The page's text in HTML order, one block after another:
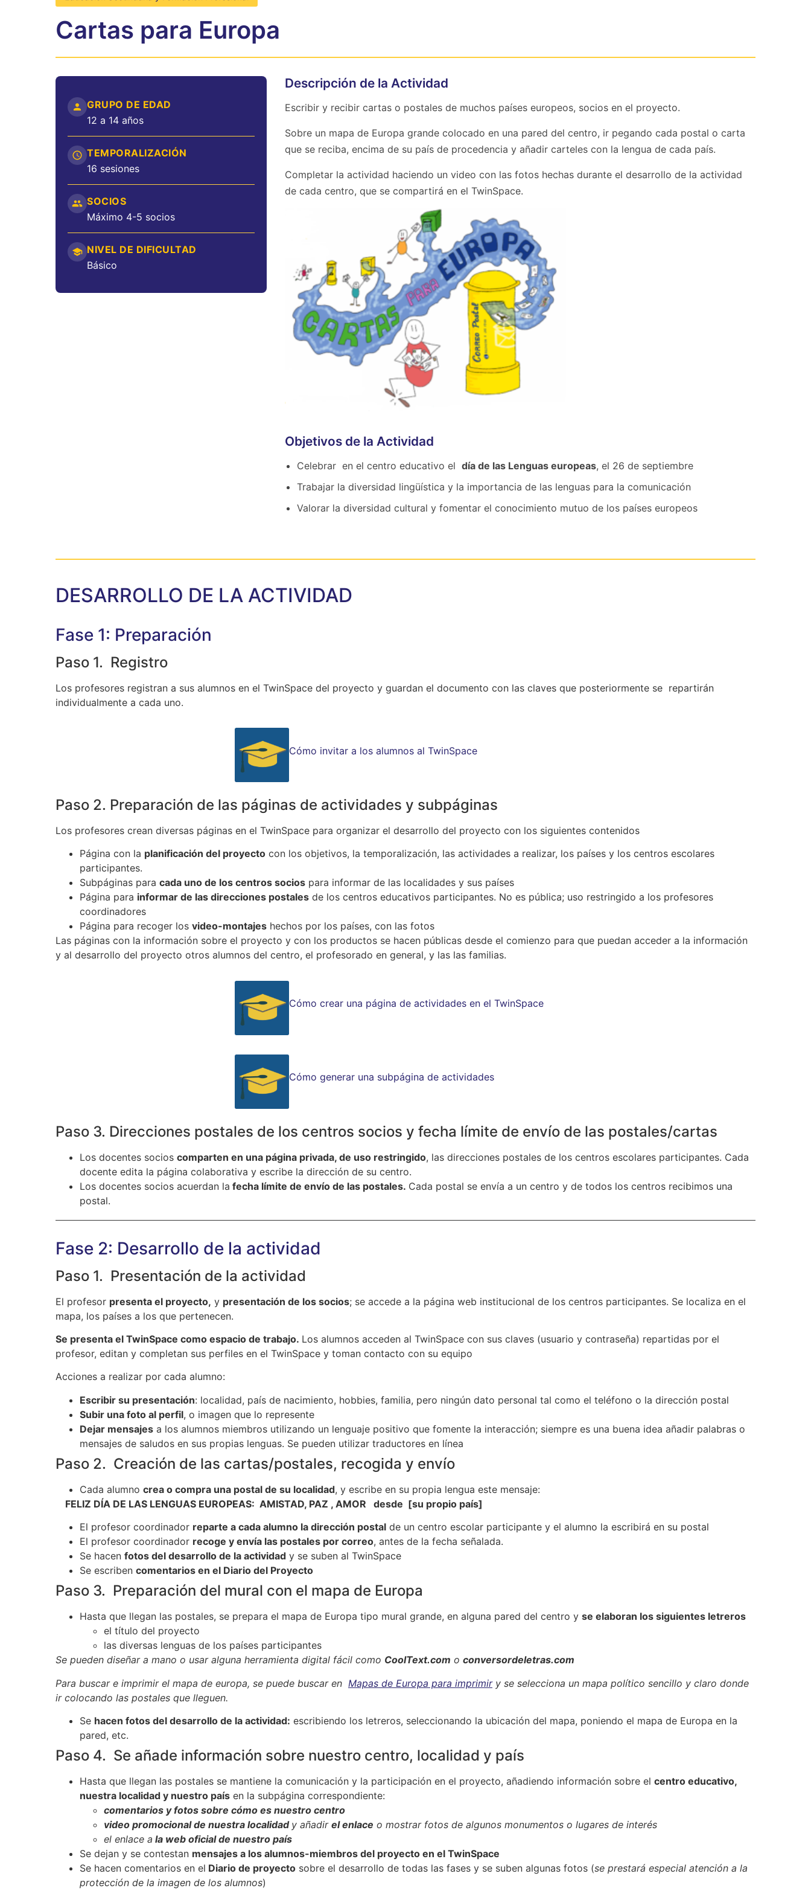
Cartas para Europa
GRUPO DE EDAD
12 a 14 años
TEMPORALIZACIÓN
16 sesiones
SOCIOS
Máximo 4-5 socios
NIVEL DE DIFICULTAD
Básico
Descripción de la Actividad
Escribir y recibir cartas o postales de muchos países europeos, socios en el proyecto.
Sobre un mapa de Europa grande colocado en una pared del centro, ir pegando cada postal o carta
que se reciba, encima de su país de procedencia y añadir carteles con la lengua de cada país.
Completar la actividad haciendo un video con las fotos hechas durante el desarrollo de la actividad
de cada centro, que se compartirá en el TwinSpace.
Objetivos de la Actividad
Celebrar en el centro educativo el día de las Lenguas europeas, el 26 de septiembre
Trabajar la diversidad lingüística y la importancia de las lenguas para la comunicación
Valorar la diversidad cultural y fomentar el conocimiento mutuo de los países europeos
DESARROLLO DE LA ACTIVIDAD
Fase 1: Preparación
Paso 1. Registro
Los profesores registran a sus alumnos en el TwinSpace del proyecto y guardan el documento con las claves que posteriormente se repartirán
individualmente a cada uno.
Cómo invitar a los alumnos al TwinSpace
Paso 2. Preparación de las páginas de actividades y subpáginas
Los profesores crean diversas páginas en el TwinSpace para organizar el desarrollo del proyecto con los siguientes contenidos
Página con la planificación del proyecto con los objetivos, la temporalización, las actividades a realizar, los países y los centros escolares
participantes.
Subpáginas para cada uno de los centros socios para informar de las localidades y sus países
Página para informar de las direcciones postales de los centros educativos participantes. No es pública; uso restringido a los profesores
coordinadores
Página para recoger los video-montajes hechos por los países, con las fotos
Las páginas con la información sobre el proyecto y con los productos se hacen públicas desde el comienzo para que puedan acceder a la información
y al desarrollo del proyecto otros alumnos del centro, el profesorado en general, y las las familias.
Cómo crear una página de actividades en el TwinSpace
Cómo generar una subpágina de actividades
Paso 3. Direcciones postales de los centros socios y fecha límite de envío de las postales/cartas
Los docentes socios comparten en una página privada, de uso restringido, las direcciones postales de los centros escolares participantes. Cada
docente edita la página colaborativa y escribe la dirección de su centro.
Los docentes socios acuerdan la fecha límite de envío de las postales. Cada postal se envía a un centro y de todos los centros recibimos una
postal.
Fase 2: Desarrollo de la actividad
Paso 1. Presentación de la actividad
El profesor presenta el proyecto, y presentación de los socios; se accede a la página web institucional de los centros participantes. Se localiza en el
mapa, los países a los que pertenecen.
Se presenta el TwinSpace como espacio de trabajo. Los alumnos acceden al TwinSpace con sus claves (usuario y contraseña) repartidas por el
profesor, editan y completan sus perfiles en el TwinSpace y toman contacto con su equipo
Acciones a realizar por cada alumno:
Escribir su presentación: localidad, país de nacimiento, hobbies, familia, pero ningún dato personal tal como el teléfono o la dirección postal
Subir una foto al perfil, o imagen que lo represente
Dejar mensajes a los alumnos miembros utilizando un lenguaje positivo que fomente la interacción; siempre es una buena idea añadir palabras o
mensajes de saludos en sus propias lenguas. Se pueden utilizar traductores en línea
Paso 2. Creación de las cartas/postales, recogida y envío
Cada alumno crea o compra una postal de su localidad, y escribe en su propia lengua este mensaje:
FELIZ DÍA DE LAS LENGUAS EUROPEAS: AMISTAD, PAZ , AMOR desde [su propio país]
El profesor coordinador reparte a cada alumno la dirección postal de un centro escolar participante y el alumno la escribirá en su postal
El profesor coordinador recoge y envía las postales por correo, antes de la fecha señalada.
Se hacen fotos del desarrollo de la actividad y se suben al TwinSpace
Se escriben comentarios en el Diario del Proyecto
Paso 3. Preparación del mural con el mapa de Europa
Hasta que llegan las postales, se prepara el mapa de Europa tipo mural grande, en alguna pared del centro y se elaboran los siguientes letreros
el título del proyecto
las diversas lenguas de los países participantes
Se pueden diseñar a mano o usar alguna herramienta digital fácil como CoolText.com o conversordeletras.com
Para buscar e imprimir el mapa de europa, se puede buscar en Mapas de Europa para imprimiry se selecciona un mapa político sencillo y claro donde
ir colocando las postales que lleguen.
Se hacen fotos del desarrollo de la actividad: escribiendo los letreros, seleccionando la ubicación del mapa, poniendo el mapa de Europa en la
pared, etc.
Paso 4. Se añade información sobre nuestro centro, localidad y país
Hasta que llegan las postales se mantiene la comunicación y la participación en el proyecto, añadiendo información sobre el centro educativo,
nuestra localidad y nuestro país en la subpágina correspondiente:
comentarios y fotos sobre cómo es nuestro centro
video promocional de nuestra localidad y añadir el enlace o mostrar fotos de algunos monumentos o lugares de interés
el enlace a la web oficial de nuestro país
Se dejan y se contestan mensajes a los alumnos-miembros del proyecto en el TwinSpace
Se hacen comentarios en el Diario de proyecto sobre el desarrollo de todas las fases y se suben algunas fotos (se prestará especial atención a la
protección de la imagen de los alumnos)